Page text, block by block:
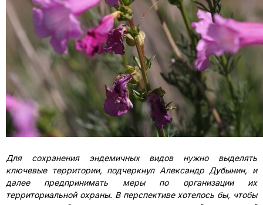
Для сохранения эндемичных видов нужно выделять
ключевые территории, подчеркнул Александр Дубынин, и
далее предпринимать меры по организации их
территориальной охраны. В перспективе хотелось бы, чтобы